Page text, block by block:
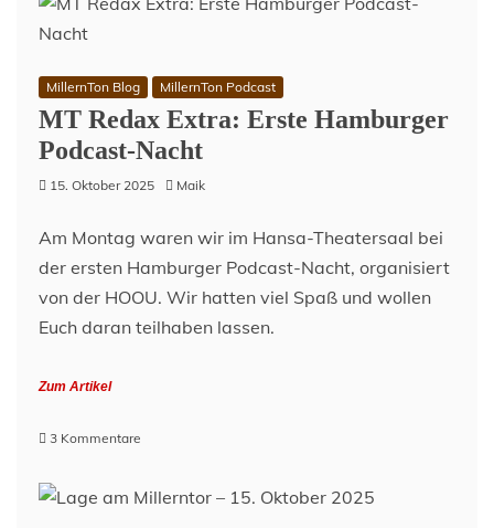
MillernTon Blog MillernTon Podcast
MT Redax Extra: Erste Hamburger
Podcast-Nacht
15. Oktober 2025 Maik
Am Montag waren wir im Hansa-Theatersaal bei
der ersten Hamburger Podcast-Nacht, organisiert
von der HOOU. Wir hatten viel Spaß und wollen
Euch daran teilhaben lassen.
Zum Artikel
3 Kommentare
Extra: